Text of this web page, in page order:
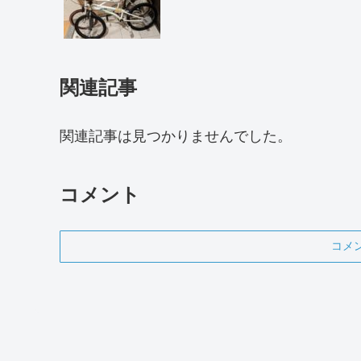
関連記事
関連記事は見つかりませんでした。
コメント
コメ